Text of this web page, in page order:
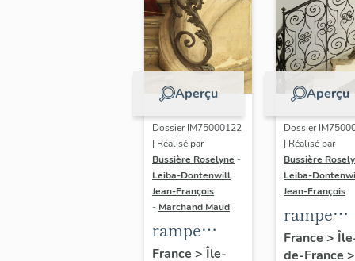
Aperçu
Dossier IM75000122
| Réalisé par
Bussière Roselyne -
Leiba-Dontenwill
Jean-François
- Marchand Maud
rampe
d'appui,
France > Île-
Aperçu
Dossier
| Réalisé par
Bussière
Leiba-
Jean-François
rampe
d'appui,
France >
de-France >